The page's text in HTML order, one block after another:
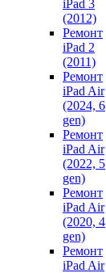
iPad 3
(2012)
Ремонт
iPad 2
(2011)
Ремонт
iPad Air
(2024, 6
gen)
Ремонт
iPad Air
(2022, 5
gen)
Ремонт
iPad Air
(2020, 4
gen)
Ремонт
iPad Air